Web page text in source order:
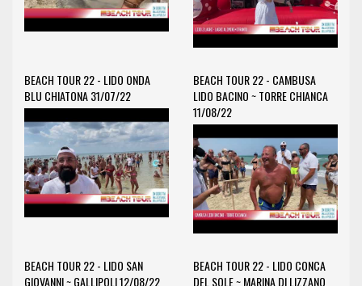
BEACH TOUR 22 - LIDO ONDA
BLU CHIATONA 31/07/22
BEACH TOUR 22 - CAMBUSA
LIDO BACINO ~ TORRE CHIANCA
11/08/22
BEACH TOUR 22 - LIDO SAN
GIOVANNI ~ GALLIPOLI 12/08/22
BEACH TOUR 22 - LIDO CONCA
DEL SOLE ~ MARINA DI LIZZANO